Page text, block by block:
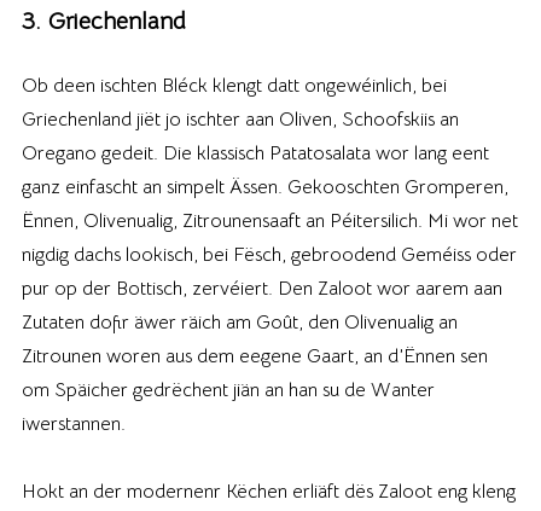
3. Griechenland
Ob deen ischten Bléck klengt datt ongewéinlich, bei
Griechenland jiët jo ischter aan Oliven, Schoofskiis an
Oregano gedeit. Die klassisch Patatosalata wor lang eent
ganz einfascht an simpelt Ässen. Gekooschten Gromperen,
Ënnen, Olivenualig, Zitrounensaaft an Péitersilich. Mi wor net
nigdig dachs lookisch, bei Fësch, gebroodend Geméiss oder
pur op der Bottisch, zervéiert. Den Zaloot wor aarem aan
Zutaten dofir äwer räich am Goût, den Olivenualig an
Zitrounen woren aus dem eegene Gaart, an d’Ënnen sen
om Späicher gedrëchent jiän an han su de Wanter
iwerstannen.
Hokt an der modernenr Këchen erliäft dës Zaloot eng kleng